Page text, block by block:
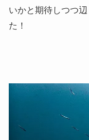
いかと期待しつつ
た！